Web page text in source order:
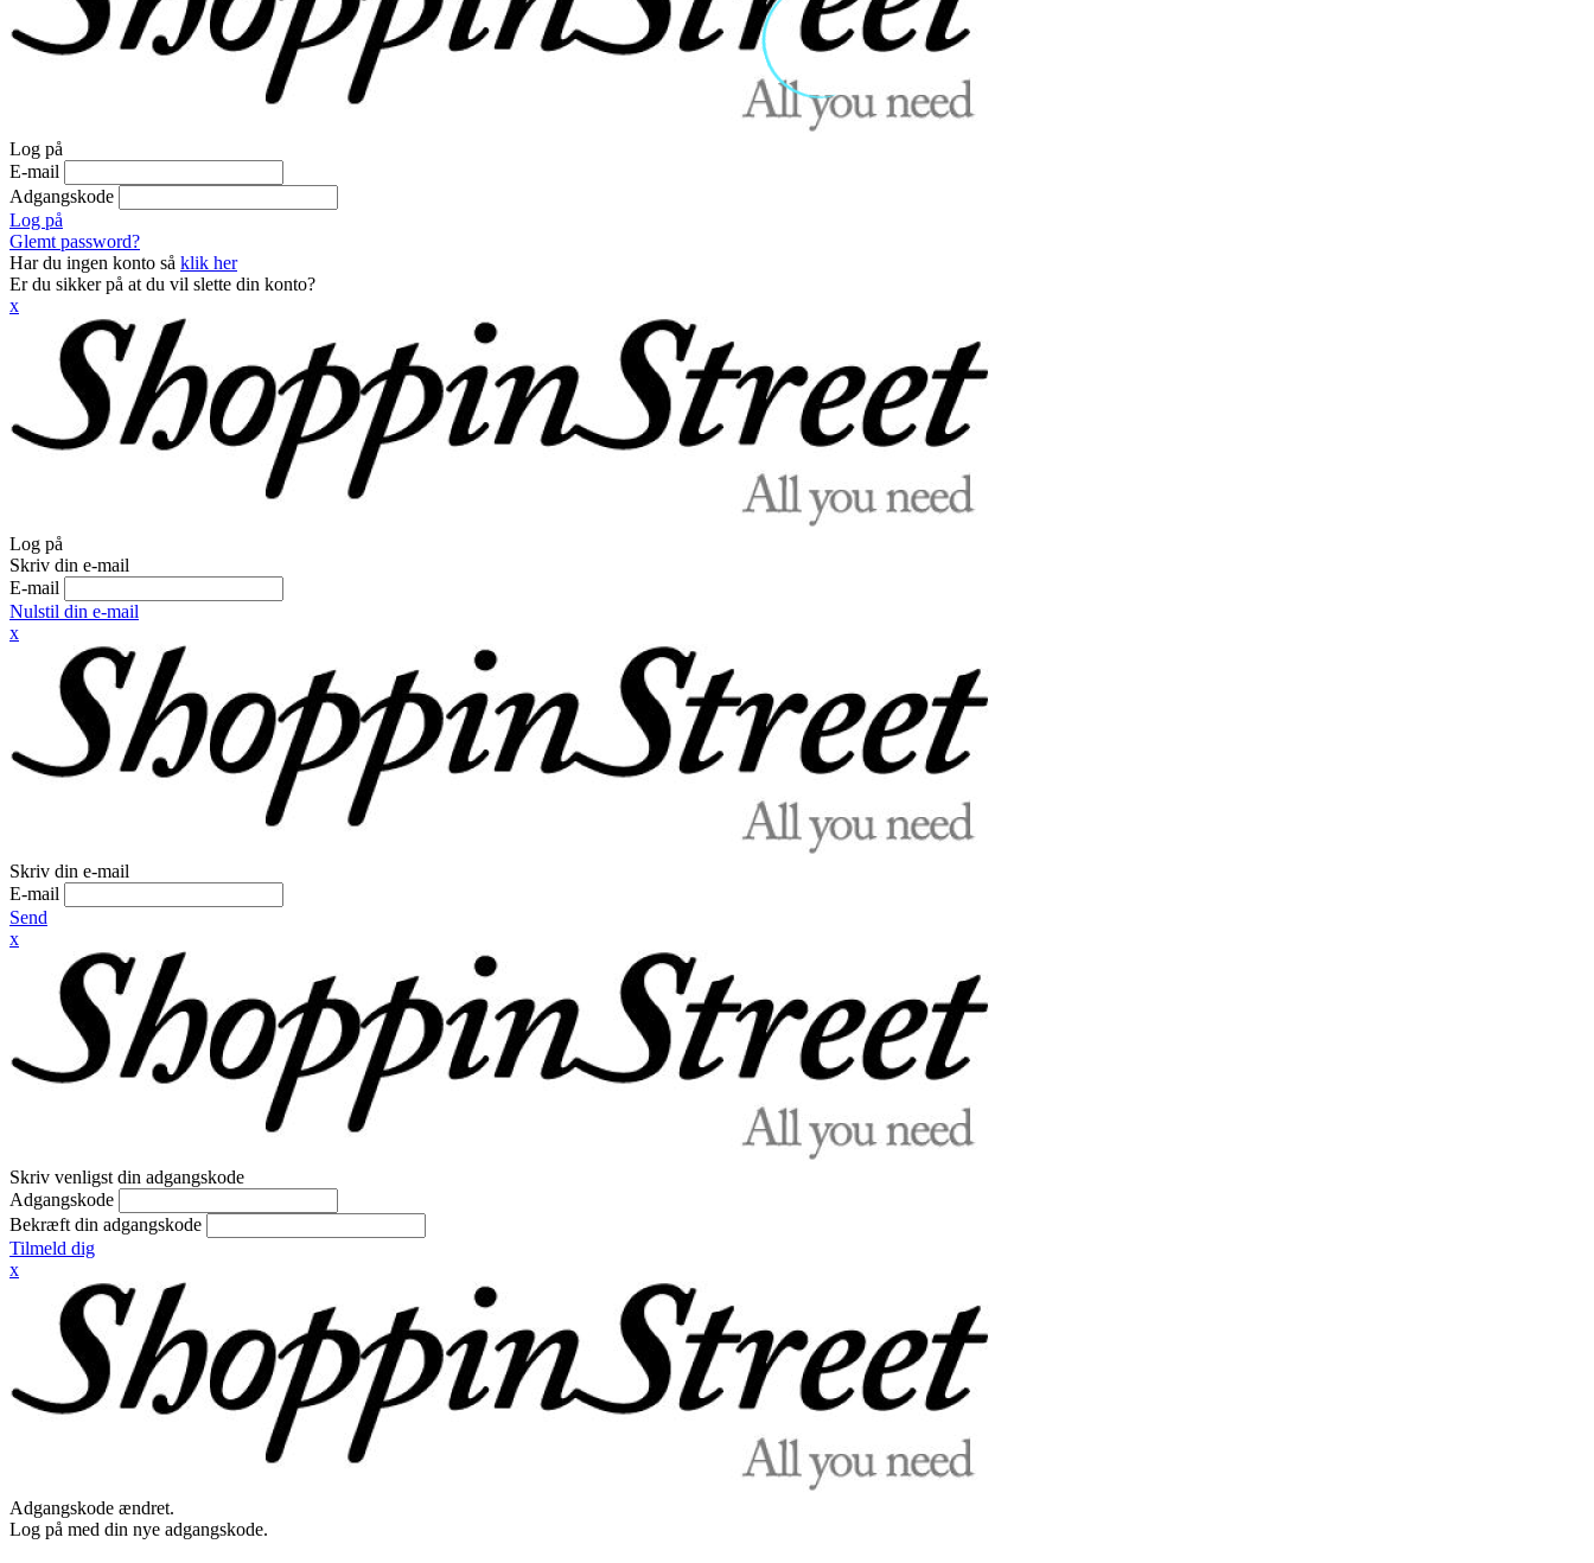
Log på
E-mail
Adgangskode
Log på
Glemt password?
Har du ingen konto så klik her
Er du sikker på at du vil slette din konto?
x
Log på
Skriv din e-mail
E-mail
Nulstil din e-mail
x
Skriv din e-mail
E-mail
Send
x
Skriv venligst din adgangskode
Adgangskode
Bekræft din adgangskode
Tilmeld dig
x
Adgangskode ændret.
Log på med din nye adgangskode.